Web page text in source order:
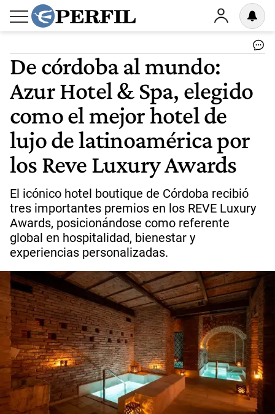
De córdoba al mundo:
Azur Hotel & Spa, elegido
como el mejor hotel de
lujo de latinoamérica por
los Reve Luxury Awards
El icónico hotel boutique de Córdoba recibió
tres importantes premios en los REVE Luxury
Awards, posicionándose como referente
global en hospitalidad, bienestar y
experiencias personalizadas.